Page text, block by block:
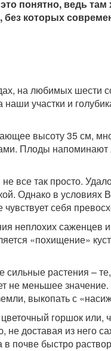
понятно, ведь
которых
на любимых шести
участки и
высоту 35 см,
Плоды
все так просто.
Однако в условиях
себя
неплохих саженцев
«похищение»
растения –
не меньшее
выкопать с
горшок или,
доставая из него
почве быстро